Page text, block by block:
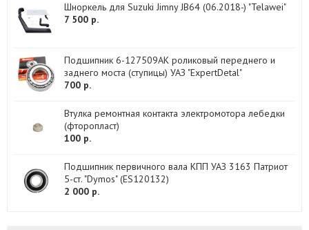
Шноркель для Suzuki Jimny JB64 (06.2018-) "Telawei"
7 500 р.
Подшипник 6-127509АК роликовый переднего и
заднего моста (ступицы) УАЗ "ExpertDetal"
700 р.
Втулка ремонтная контакта электромотора лебедки
(фторопласт)
100 р.
Подшипник первичного вала КПП УАЗ 3163 Патриот
5-ст. "Dymos" (ES120132)
2 000 р.